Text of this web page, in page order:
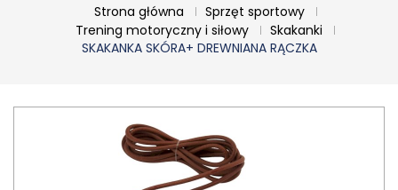
Strona główna
Sprzęt sportowy
Trening motoryczny i siłowy
Skakanki
SKAKANKA SKÓRA+ DREWNIANA RĄCZKA